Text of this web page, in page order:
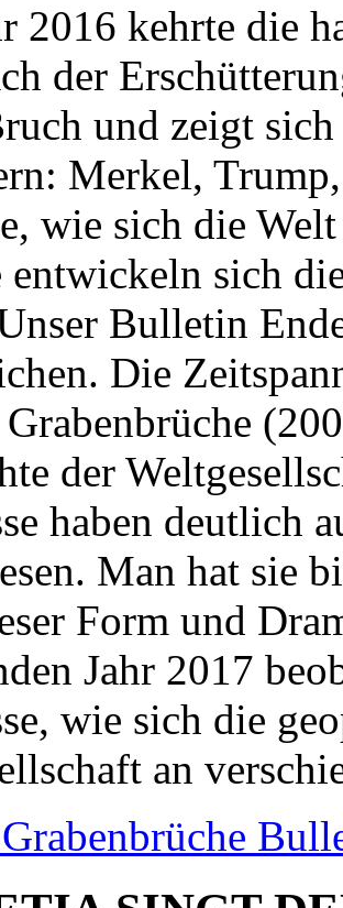
2016 kehrte die
der
und zeigt
Merkel,
wie sich die
entwickeln sich
Bulletin
Die
Grabenbrüche
der
haben deutlich
Man hat sie
Form und
Jahr 2017
wie sich die
an